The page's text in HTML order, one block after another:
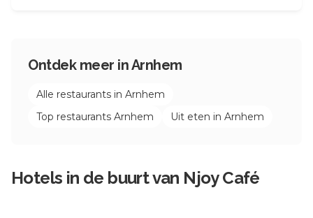
Ontdek meer inArnhem
Alle restaurants in Arnhem
Top restaurants Arnhem Uit eten in Arnhem
Hotels in de buurt van Njoy Café